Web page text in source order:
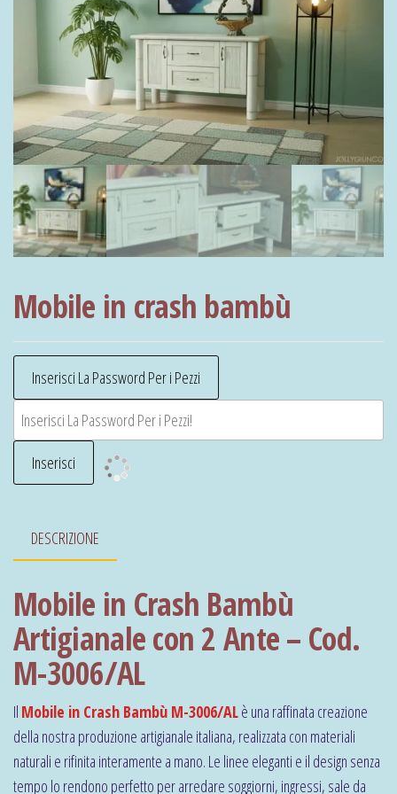
Mobile in crash bambù
DESCRIZIONE
Mobile in Crash Bambù
Artigianale con 2 Ante – Cod.
M-3006/AL
Il Mobile in Crash Bambù M-3006/ALè una raffinata creazione
della nostra produzione artigianale italiana, realizzata con materiali
naturali e rifinita interamente a mano. Le linee eleganti e il design senza
tempo lo rendono perfetto per arredare soggiorni, ingressi, sale da